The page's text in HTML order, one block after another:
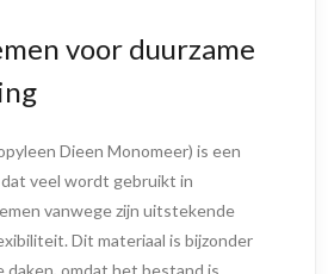
voor duurzame
Dieen Monomeer) is een
veel wordt gebruikt in
vanwege zijn uitstekende
Dit materiaal is bijzonder